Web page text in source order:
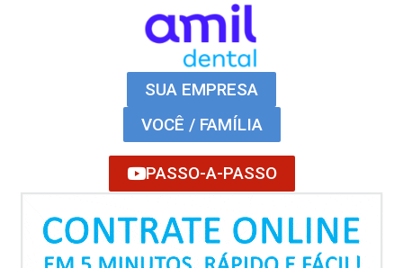
SUA EMPRESA
VOCÊ / FAMÍLIA
PASSO-A-PASSO